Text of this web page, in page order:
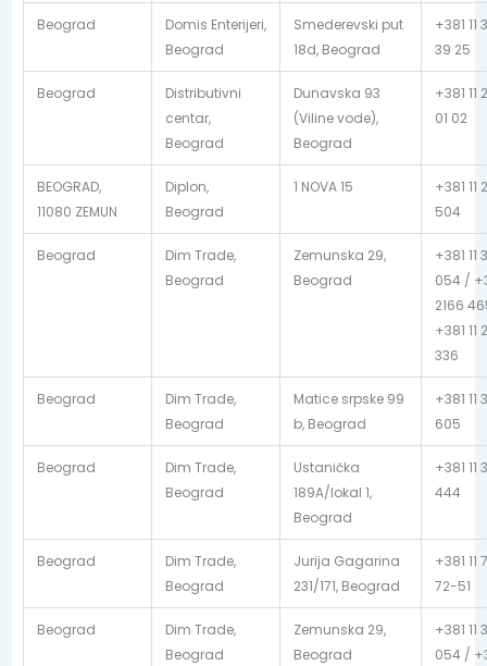
Beograd
Domis Enterijeri,
Beograd
Smederevski put
18d, Beograd
+381 11
39 25
Beograd
Distributivni
centar,
Beograd
Dunavska 93
(Viline vode),
Beograd
+381 11
01 02
BEOGRAD,
11080 ZEMUN
Diplon,
Beograd
1 NOVA 15
+381 11
504
Beograd
Dim Trade,
Beograd
Zemunska 29,
Beograd
+381 11
054 /
2166
+381 11
336
Beograd
Dim Trade,
Beograd
Matice srpske 99
b, Beograd
+381 11
605
Beograd
Dim Trade,
Beograd
Ustanička
189A/lokal 1,
Beograd
+381 11
444
Beograd
Dim Trade,
Beograd
Jurija Gagarina
231/171, Beograd
+381 11
72-51
Beograd
Dim Trade,
Beograd
Zemunska 29,
Beograd
+381 11
054 /